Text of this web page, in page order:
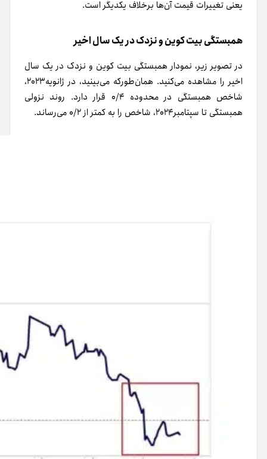
یعنی تغییرات قیمت آن‌ها برخلاف یکدیگر است.
همبستگی بیت کوین و نزدک در یک سال اخیر
در تصویر زیر، نمودار همبستگی بیت کوین و نزدک در یک سال
اخیر را مشاهده می‌کنید. همان‌طور‌که می‌بینید، در ژانویه۲۰۲۳،
شاخص همبستگی در محدوده ۰/۴ قرار دارد. روند نزولی
همبستگی تا سپتامبر۲۰۲۴، شاخص را به کمتر از ۰/۲ می‌رساند.